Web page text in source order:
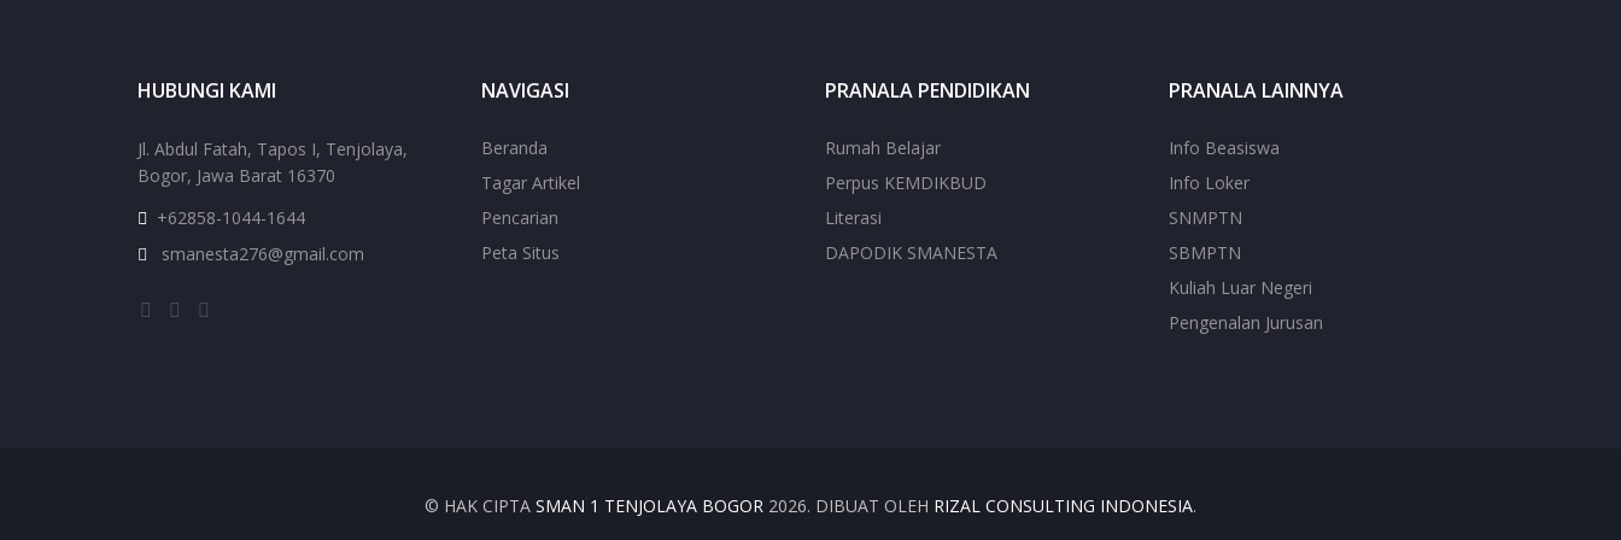
HUBUNGI KAMI
Jl. Abdul Fatah, Tapos I, Tenjolaya,
Bogor, Jawa Barat 16370
+62858-1044-1644
smanesta276@gmail.com
NAVIGASI
Beranda
Tagar Artikel
Pencarian
Peta Situs
PRANALA PENDIDIKAN
Rumah Belajar
Perpus KEMDIKBUD
Literasi
DAPODIK SMANESTA
PRANALA LAINNYA
Info Beasiswa
Info Loker
SNMPTN
SBMPTN
Kuliah Luar Negeri
Pengenalan Jurusan
© HAK CIPTA SMAN 1 TENJOLAYA BOGOR 2026. DIBUAT OLEH RIZAL CONSULTING INDONESIA.